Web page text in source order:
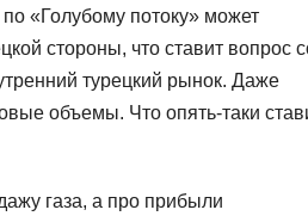
«Голубому потоку» может
стороны, что ставит вопрос
турецкий рынок. Даже
объемы. Что опять-таки
газа, а про прибыли